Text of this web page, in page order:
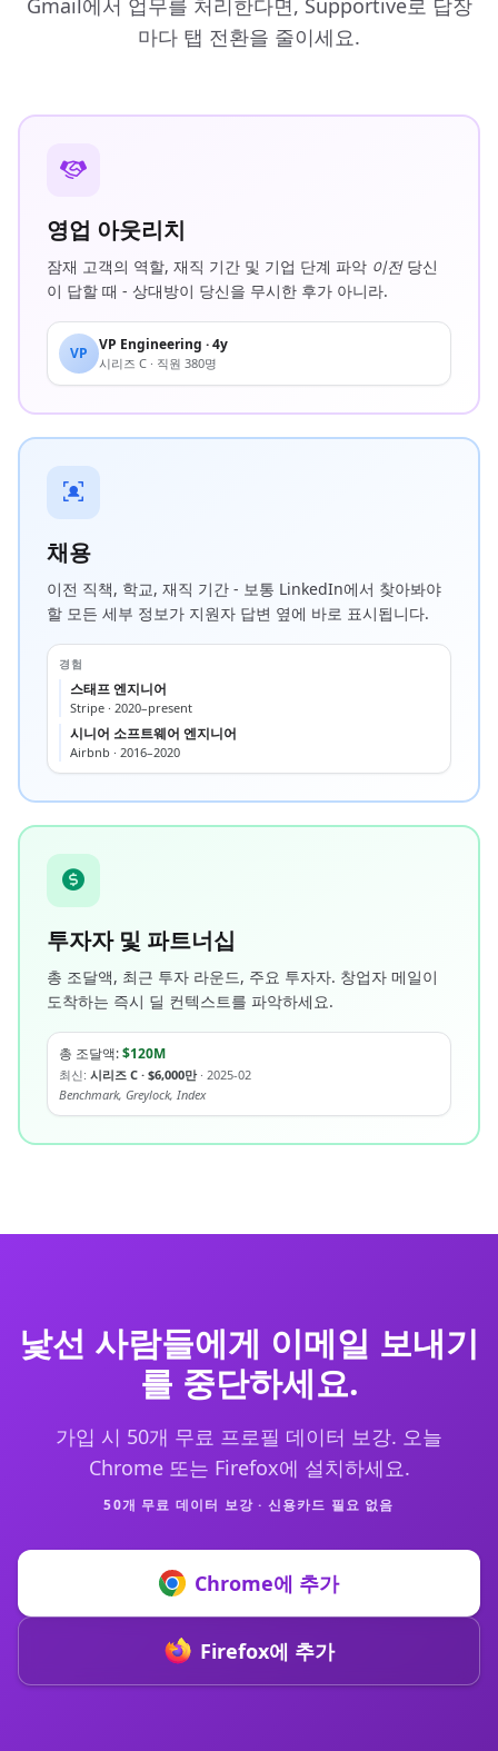
Gmail에서 업무를 처리한다면, Supportive로 답장
마다 탭 전환을 줄이세요.
영업 아웃리치
잠재 고객의 역할, 재직 기간 및 기업 단계 파악 이전당신
이 답할 때 - 상대방이 당신을 무시한 후가 아니라.
VP VP Engineering · 4y
시리즈 C · 직원 380명
채용
이전 직책, 학교, 재직 기간 - 보통 LinkedIn에서 찾아봐야
할 모든 세부 정보가 지원자 답변 옆에 바로 표시됩니다.
경험
스태프 엔지니어
Stripe · 2020–present
시니어 소프트웨어 엔지니어
Airbnb · 2016–2020
투자자 및 파트너십
총 조달액, 최근 투자 라운드, 주요 투자자. 창업자 메일이
도착하는 즉시 딜 컨텍스트를 파악하세요.
총 조달액:$120M
최신: 시리즈 C · $6,000만· 2025-02
Benchmark, Greylock, Index
낯선 사람들에게 이메일 보내기
를 중단하세요.
가입 시 50개 무료 프로필 데이터 보강. 오늘
Chrome 또는 Firefox에 설치하세요.
50개 무료 데이터 보강 · 신용카드 필요 없음
Chrome에 추가
Firefox에 추가